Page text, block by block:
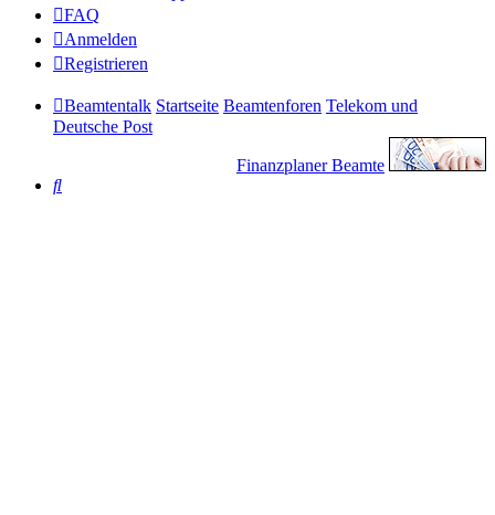
FAQ
Anmelden
Registrieren
Beamtentalk Startseite Beamtenforen Telekom und
Deutsche Post
Finanzplaner Beamte
Suche